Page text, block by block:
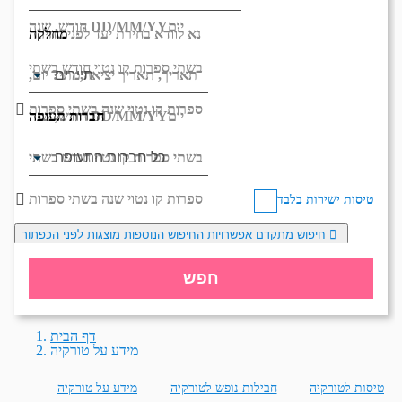
DD/MM/YYיום
בשתי ספרות קו נטוי חודש בשתי
ספרות קו נטוי שנה בשתי ספרות
נא לוודא בחירת יעד לפני בחירת
תאריך, תאריך יציאה,מתי? יום,
חודש, שנהDD/MM/YYיום
בשתי ספרות קו נטוי חודש בשתי
ספרות קו נטוי שנה בשתי ספרות
חפש
מחלקה
חברות תעופה
טיסות ישירות בלבד
חיפוש מתקדם אפשרויות החיפוש הנוספות מוצגות לפני הכפתור
דף הבית
מידע על טורקיה
מידע על טורקיה חבילות נופש לטורקיה טיסות לטורקיה